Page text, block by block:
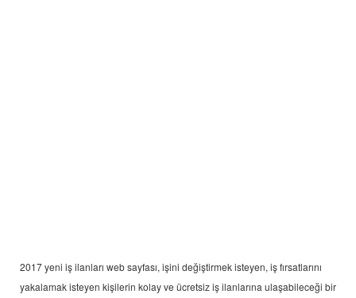
2017 yeni iş ilanları web sayfası, işini değiştirmek isteyen, iş fırsatlarını
yakalamak isteyen kişilerin kolay ve ücretsiz iş ilanlarına ulaşabileceği bir